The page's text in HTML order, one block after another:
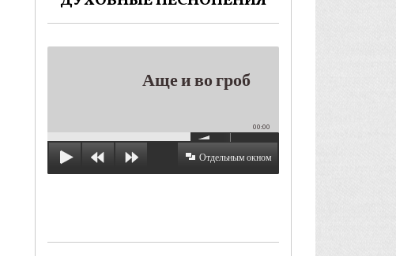
Аще и во гроб
00:00
Отдельным окном